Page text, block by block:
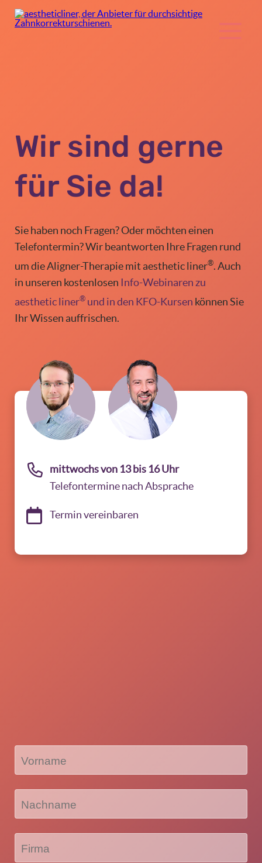
Wir sind gerne
für Sie da!
Sie haben noch Fragen? Oder möchten einen
Telefontermin? Wir beantworten Ihre Fragen rund
um die Aligner-Therapie mit aesthetic liner®. Auch
in unseren kostenlosen Info-Webinaren zu
aesthetic liner® und in den KFO-Kursen können Sie
Ihr Wissen auffrischen.
mittwochs von 13 bis 16 Uhr
Telefontermine nach Absprache
Termin vereinbaren